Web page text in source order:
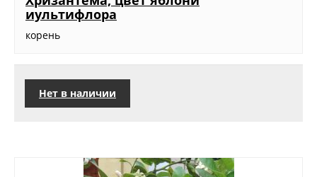
иультифлора
корень
Нет в наличии